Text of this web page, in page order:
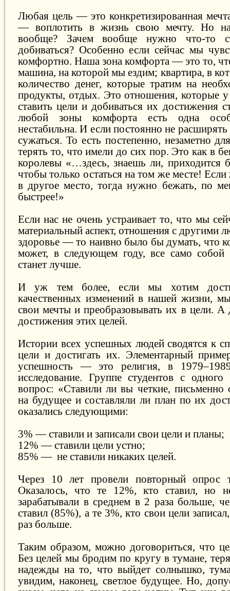
Любая цель — это конкретизированная
— воплотить в жизнь свою мечту. Но
вообще? Зачем вообще нужно что-то
добиваться? Особенно если сейчас мы
комфортно. Наша зона комфорта — это то,
машина, на которой мы ездим; квартира, в
количество денег, которые тратим на
продукты, отдых. Это отношения, которые у
ставить цели и добиваться их достижения
любой зоны комфорта есть одна
нестабильна. И если постоянно не расширять
сужаться. То есть постепенно, незаметно
терять то, что имели до сих пор. Это как в
королевы «…здесь, знаешь ли, приходится
чтобы только остаться на том же месте!
в другое место, тогда нужно бежать, по
быстрее!»
Если нас не очень устраивает то, что мы
материальный аспект, отношения с другими
здоровье — то наивно было бы думать, что
может, в следующем году, все само собой
станет лучше.
И уж тем более, если мы хотим
качественных изменений в нашей жизни,
свои мечты и преобразовывать их в цели. А
достижения этих целей.
Истории всех успешных людей сводятся к
цели и достигать их. Элементарный
успешность — это религия, в
исследование. Группе студентов с
вопрос: «Ставили ли вы четкие, письменно
на будущее и составляли ли план по их
оказались следующими:
3% — ставили и записали свои цели и планы;
12% — ставили цели устно;
85% — не ставили никаких целей.
Через 10 лет провели повторный опрос
Оказалось, что те 12%, кто ставил, но
зарабатывали в среднем в 2 раза больше,
ставил (85%), а те 3%, кто свои цели
раз больше.
Таким образом, можно договориться, что
Без целей мы бродим по кругу в тумане,
надежды на то, что выйдет солнышко,
увидим, наконец, светлое будущее. Но,